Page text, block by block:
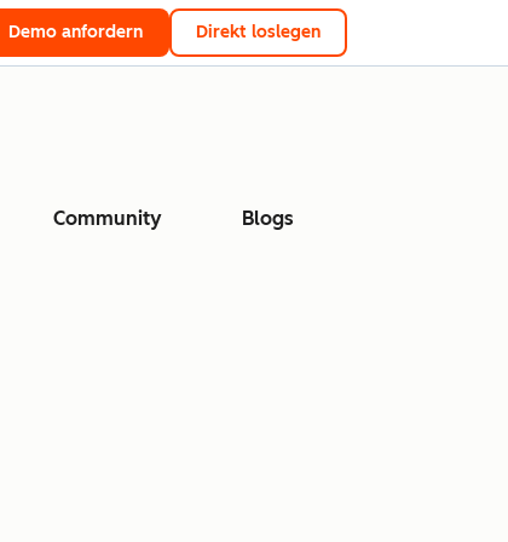
Demo anfordern Direkt loslegen
Community Blogs